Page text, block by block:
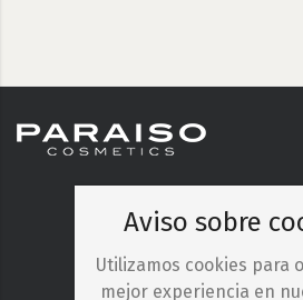
Aviso sobre
Utilizamos cookies para
mejor experiencia en